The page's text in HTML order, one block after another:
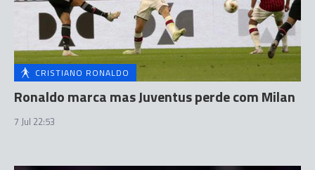
CRISTIANO RONALDO
Ronaldo marca mas Juventus perde com Milan
7 Jul 22:53